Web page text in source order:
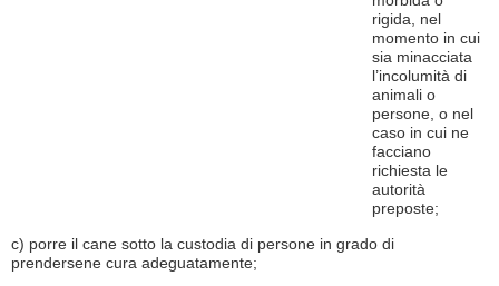
rigida, nel
momento in cui
sia minacciata
l’incolumità di
animali o
persone, o nel
caso in cui ne
facciano
richiesta le
autorità
preposte;
c) porre il cane sotto la custodia di persone in grado di
prendersene cura adeguatamente;